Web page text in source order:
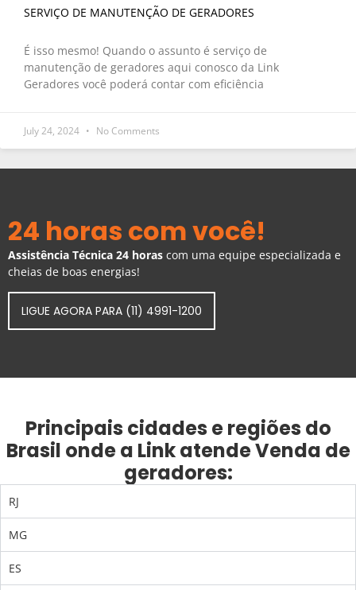
SERVIÇO DE MANUTENÇÃO DE GERADORES
É isso mesmo! Quando o assunto é serviço de
manutenção de geradores aqui conosco da Link
Geradores você poderá contar com eficiência
July 24, 2024 No Comments
24 horas com você!
Assistência Técnica 24 horas com uma equipe especializada e
cheias de boas energias!
LIGUE AGORA PARA (11) 4991-1200
Principais cidades e regiões do
Brasil onde a Link atende Venda de
geradores:
RJ
MG
ES